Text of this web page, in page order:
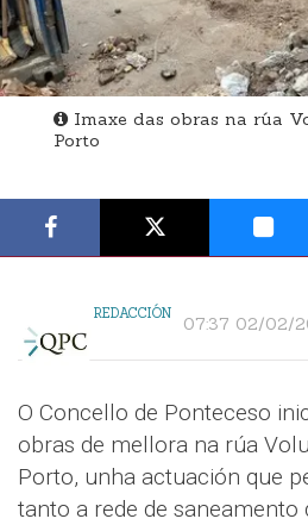
Imaxe das obras na rúa
Porto
REDACCIÓN 07:37 02/02/
O Concello de Ponteceso
obras de mellora na rúa
Porto, unha actuación que
tanto a rede de saneamento